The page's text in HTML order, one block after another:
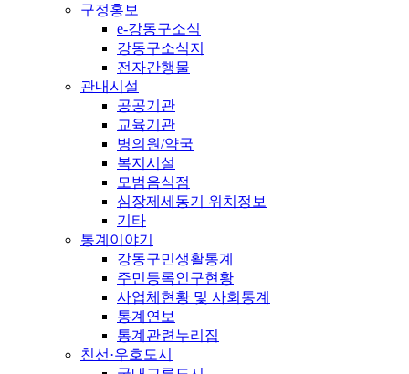
구정홍보
e-강동구소식
강동구소식지
전자간행물
관내시설
공공기관
교육기관
병의원/약국
복지시설
모범음식점
심장제세동기 위치정보
기타
통계이야기
강동구민생활통계
주민등록인구현황
사업체현황 및 사회통계
통계연보
통계관련누리집
친선·우호도시